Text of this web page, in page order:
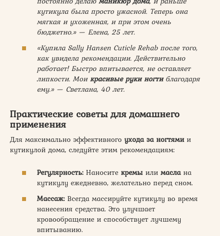
кутикула была просто ужасной. Теперь она
мягкая и ухоженная, и при этом очень
бюджетно.» — Елена, 25 лет.
«Купила Sally Hansen Cuticle Rehab после того,
как увидела рекомендации. Действительно
работает! Быстро впитывается, не оставляет
липкости. Моикрасивые руки ногтиблагодаря
ему.» — Светлана, 40 лет.
Практические советы для домашнего
применения
Для максимально эффективного ухода за ногтямии
кутикулой дома, следуйте этим рекомендациям:
Регулярность: Наносите кремы или маслана
кутикулу ежедневно, желательно перед сном.
Массаж: Всегда массируйте кутикулу во время
нанесения средства. Это улучшает
кровообращение и способствует лучшему
впитыванию.